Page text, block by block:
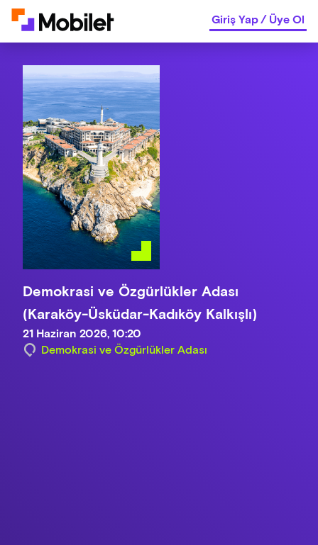
Giriş Yap/Üye Ol
Demokrasi ve Özgürlükler Adası
(Karaköy-Üsküdar-Kadıköy Kalkışlı)
21 Haziran 2026, 10:20
Demokrasi ve Özgürlükler Adası